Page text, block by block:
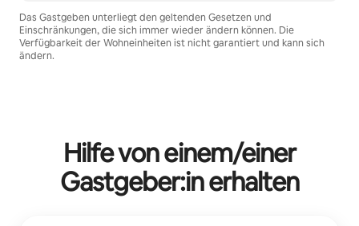
Das Gastgeben unterliegt den geltenden Gesetzen und
Einschränkungen, die sich immer wieder ändern können. Die
Verfügbarkeit der Wohneinheiten ist nicht garantiert und kann sich
ändern.
Hilfe von einem/einer
Gastgeber:in erhalten